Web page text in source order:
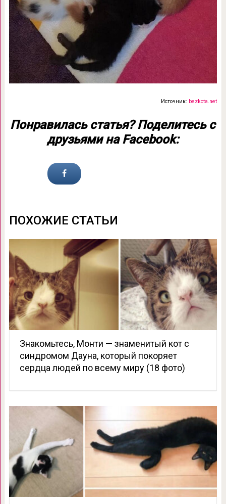
Источник: bezkota.net
Понравилась статья? Поделитесь с
друзьями на Facebook:
ПОХОЖИЕ СТАТЬИ
Знакомьтесь, Монти — знаменитый кот с
синдромом Дауна, который покоряет
сердца людей по всему миру (18 фото)